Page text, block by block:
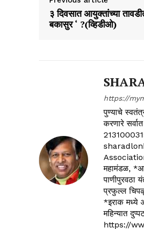
३ दिवसात आयुक्तांच्या
बकासुर ‘ ?(व्हिडीओ)
https://
पुण्याचे
करणारे
महामंडळ,
पाणीपुरवठा
प्रफुल्ल
*इराक मध्ये
महिन्यात
https://